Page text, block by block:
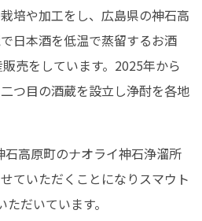
培や加工をし、広島県の神石高
日本酒を低温で蒸留するお酒
売をしています。2025年から
つ目の酒蔵を設立し浄酎を各地
高原町のナオライ神石浄溜所
ていただくことになりスマウト
だいています。